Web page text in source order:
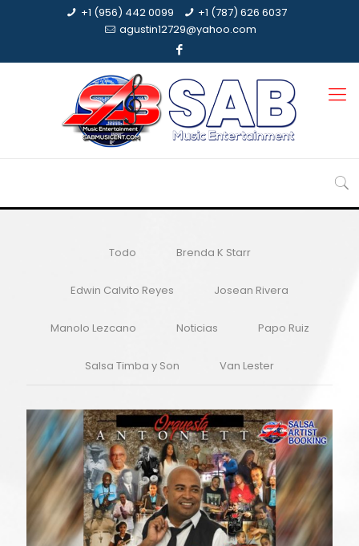
+1 (956) 442 0099
+1 (787) 626 6037
agustin12729@yahoo.com
Todo Brenda K Starr
Edwin Calvito Reyes Josean Rivera
Manolo Lezcano Noticias Papo Ruiz
Salsa Timba y Son Van Lester